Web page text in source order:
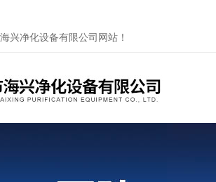
兴净化设备有限公司网站！